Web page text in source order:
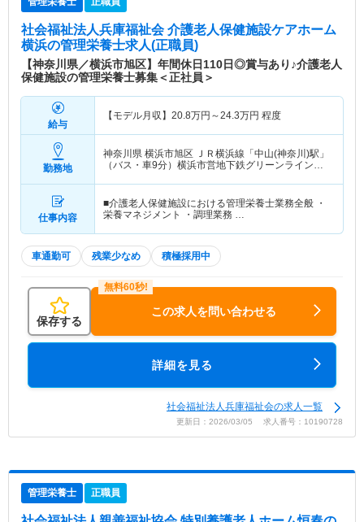
社会福祉法人兵庫福祉会 介護老人保健施設ケアホーム
横浜の管理栄養士求人(正職員)
【神奈川県／横浜市旭区】年間休日110日◎賞与あり♪介護老人
保健施設の管理栄養士募集＜正社員＞
給与
【モデル月収】 20.8万円～24.3万円 程度
勤務地
神奈川県 横浜市旭区 ＪＲ横浜線「中山(神奈川)駅」
（バス・車9分）横浜市営地下鉄グリーンライン
仕事内容
■介護老人保健施設における管理栄養士業務全般 ・
栄養マネジメント ・調理業務 …
車通勤可 残業少なめ 積極採用中
保存する
この求人を問い合わせる
詳細を見る
社会福祉法人兵庫福祉会の求人一覧
更新日：2026/03/05 求人番号：10190728
管理栄養士 正職員